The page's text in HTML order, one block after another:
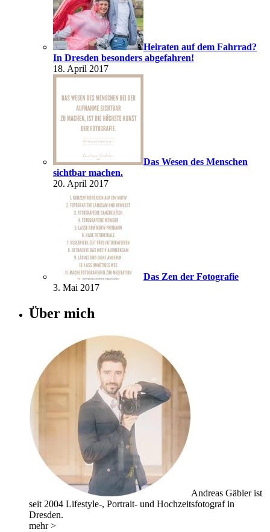
Heiraten auf dem Fahrrad?
In Dresden besonders abgefahren!
18. April 2017
Das Wesen des Menschen
sichtbar machen.
20. April 2017
Das Zen der Fotografie
3. Mai 2017
Über mich
Andreas Gäbler ist
seit 2004 Lifestyle-, Portrait- und Hochzeitsfotograf in
Dresden.
mehr >